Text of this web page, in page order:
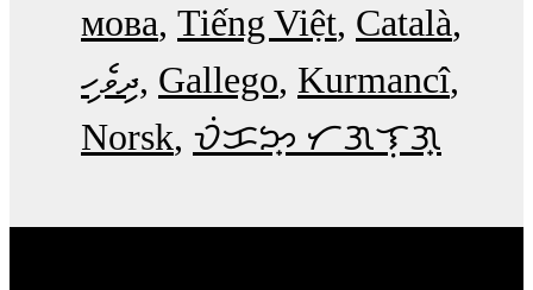
мова Tiếng Việt Català
ދިވެހި Gallego Kurmancî
Norsk ᜏᜒᜃᜅ᜔ ᜆᜄᜎᜓᜄ᜔